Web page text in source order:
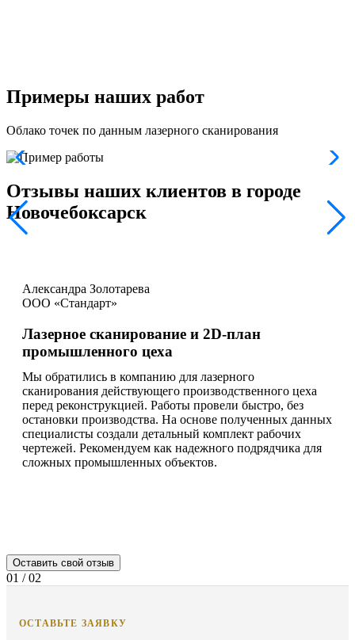
Примеры наших работ
Облако точек по данным лазерного сканирования
Отзывы наших клиентов в городе
Новочебоксарск
Александра Золотарева
ООО «Стандарт»
Лазерное сканирование и 2D-план
промышленного цеха
Мы обратились в компанию для лазерного
сканирования действующего производственного цеха
перед реконструкцией. Работы провели быстро, без
остановки производства. На основе полученных данных
специалисты создали детальный комплект рабочих
чертежей. Рекомендуем как надежного подрядчика для
сложных промышленных объектов.
Оставить свой отзыв
01 / 02
ОСТАВЬТЕ ЗАЯВКУ